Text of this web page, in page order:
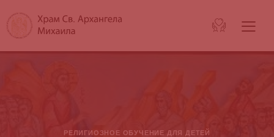
РЕЛИГИОЗНОЕ ОБУЧЕНИЕ ДЛЯ ДЕТЕЙ